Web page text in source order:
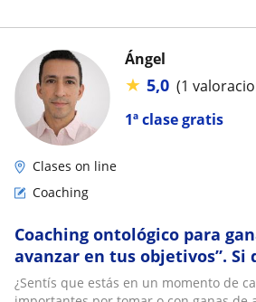
1ª clase gratis
Ángel
★ 5,0 (1
Clases on line
Coaching
Coaching ontológico para
avanzar en tus objetivos”. Si
cómo funciona el proceso,
¿Sentís que estás en un momento de